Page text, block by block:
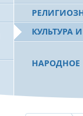
КУЛЬТУРА
НАРОДНОЕ